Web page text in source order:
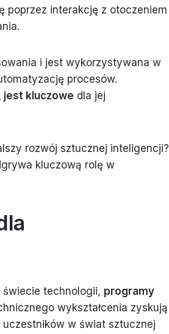
poprzez interakcję z otoczeniem
i jest wykorzystywana w
procesów.
jest kluczowe dla jej
rozwój sztucznej inteligencji?
kluczową rolę w
technologii, programy
wykształcenia zyskują
w świat sztucznej